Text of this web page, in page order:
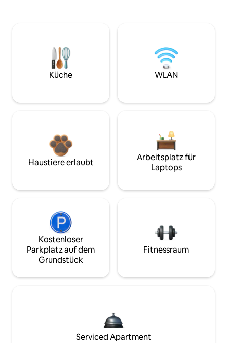
Küche WLAN
Haustiere erlaubt
Arbeitsplatz für
Laptops
Kostenloser
Parkplatz auf dem
Grundstück
Fitnessraum
Serviced Apartment